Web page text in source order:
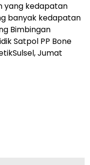
yang kedapatan
banyak kedapatan
Bimbingan
Satpol PP Bone
Jumat